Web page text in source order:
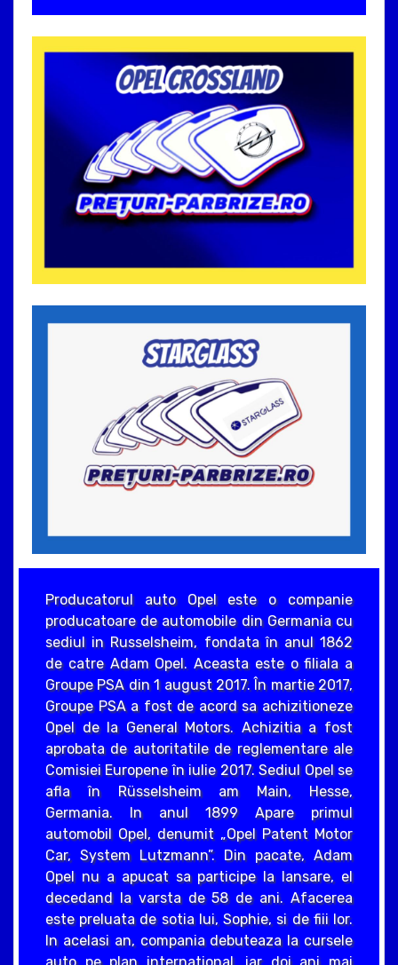
Producatorul auto Opel este o companie
producatoare de automobile din Germania cu
sediul in Russelsheim, fondata în anul 1862
de catre Adam Opel. Aceasta este o filiala a
Groupe PSA din 1 august 2017. În martie 2017,
Groupe PSA a fost de acord sa achizitioneze
Opel de la General Motors. Achizitia a fost
aprobata de autoritatile de reglementare ale
Comisiei Europene în iulie 2017. Sediul Opel se
afla în Rüsselsheim am Main, Hesse,
Germania. In anul 1899 Apare primul
automobil Opel, denumit „Opel Patent Motor
Car, System Lutzmann”. Din pacate, Adam
Opel nu a apucat sa participe la lansare, el
decedand la varsta de 58 de ani. Afacerea
este preluata de sotia lui, Sophie, si de fiii lor.
In acelasi an, compania debuteaza la cursele